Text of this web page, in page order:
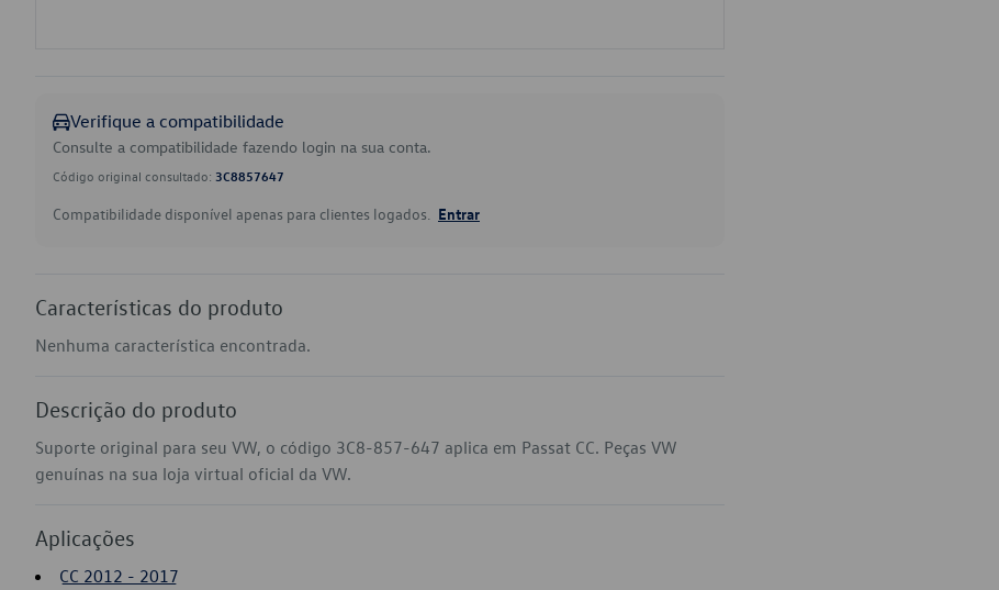
Verifique a compatibilidade
Consulte a compatibilidade fazendo login na sua conta.
Código original consultado: 3C8857647
Compatibilidade disponível apenas para clientes logados. Entrar
Características do produto
Nenhuma característica encontrada.
Descrição do produto
Suporte original para seu VW, o código 3C8-857-647 aplica em Passat CC. Peças VW
genuínas na sua loja virtual oficial da VW.
Aplicações
CC 2012 - 2017